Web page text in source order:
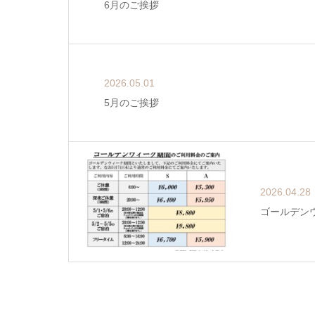
6月のご挨拶
2026.05.01
5月のご挨拶
2026.04.28
ゴールデン